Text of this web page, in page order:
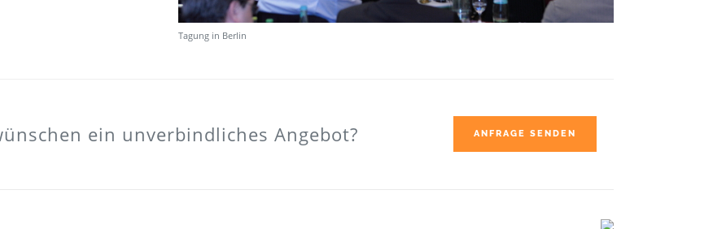
Tagung in Berlin
ein unverbindliches Angebot? ANFRAGE SENDEN